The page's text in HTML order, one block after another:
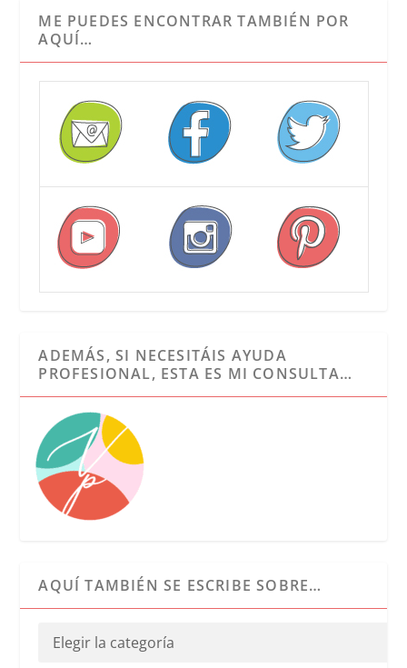
ME PUEDES ENCONTRAR TAMBIÉN POR
AQUÍ…
ADEMÁS, SI NECESITÁIS AYUDA
PROFESIONAL, ESTA ES MI CONSULTA…
AQUÍ TAMBIÉN SE ESCRIBE SOBRE…